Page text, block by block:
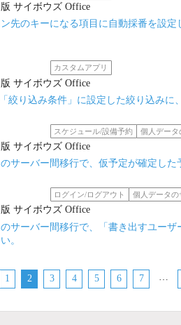
サイボウズ Office
先のキーになる項目に自動採番を設
カスタムアプリ
サイボウズ Office
絞り込み条件」に設定した絞り込みに
スケジュール/設備予約 個人データ
サイボウズ Office
サーバー間移行で、仮予定が確定した
ログイン/ログアウト 個人データ
サイボウズ Office
サーバー間移行で、「書き出すユー
。
1 2 3 4 5 6 7